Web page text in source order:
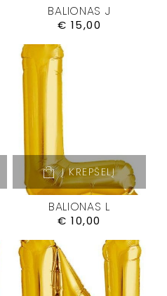
BALIONAS J
€ 15,00
Į KREPŠELĮ
BALIONAS L
€ 10,00